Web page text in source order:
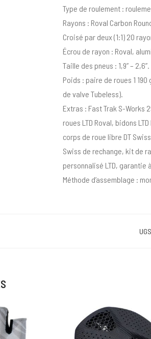
Type de roulement :
Rayons : Roval Carbon
Croisé par deux (1:1) 20
Écrou de rayon : Roval,
Taille des pneus : 1,9” –
Poids : paire de roues 1
de valve Tubeless).
Extras : Fast Trak S-Works
roues LTD Roval, bidons
corps de roue libre DT
Swiss de rechange, kit de
personnalisé LTD, garantie
Méthode d’assemblage :